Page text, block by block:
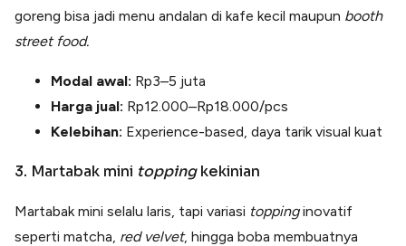
goreng bisa jadi menu andalan di kafe kecil maupun booth
street food.
Modal awal: Rp3–5 juta
Harga jual: Rp12.000–Rp18.000/pcs
Kelebihan: Experience-based, daya tarik visual kuat
3. Martabak mini toppingkekinian
Martabak mini selalu laris, tapi variasi toppinginovatif
seperti matcha, red velvet, hingga boba membuatnya